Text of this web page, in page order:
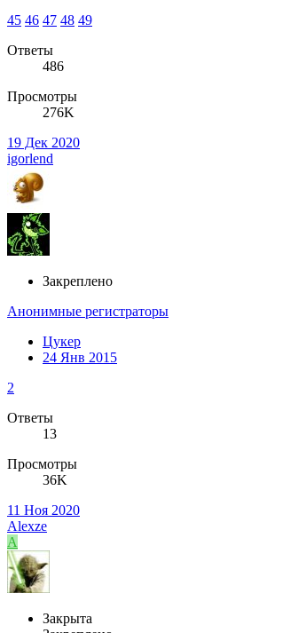
45 46 47 48 49
Ответы
486
Просмотры
276K
19 Дек 2020
igorlend
Закреплено
Анонимные регистраторы
Цукер
24 Янв 2015
2
Ответы
13
Просмотры
36K
11 Ноя 2020
Alexze
A
Закрыта